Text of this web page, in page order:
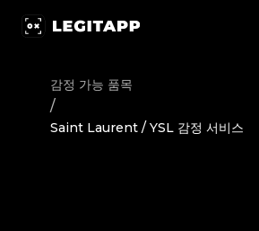
감정 가능 품목
/
Saint Laurent / YSL 감정 서비스